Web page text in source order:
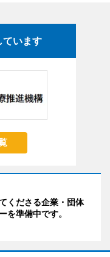
ています
くださる企業・団体
を準備中です。